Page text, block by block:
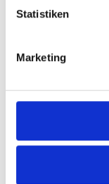
Statistiken
Marketing